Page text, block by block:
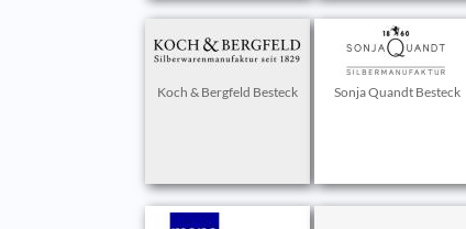
Koch & Bergfeld Besteck Sonja Quandt Besteck